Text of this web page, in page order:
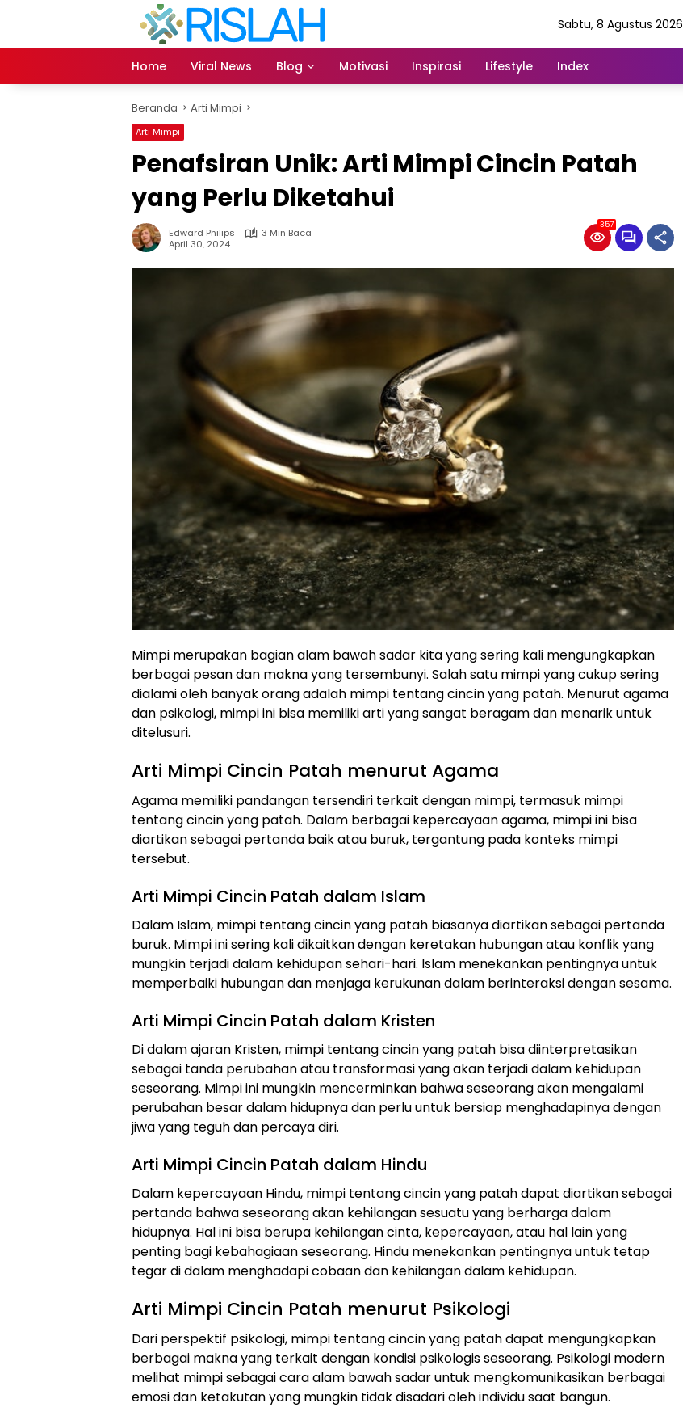
Sabtu, 8 Agustus 2026
Home Viral News Blog Motivasi Inspirasi Lifestyle Index
Beranda Arti Mimpi
Arti Mimpi
Penafsiran Unik: Arti Mimpi Cincin Patah
yang Perlu Diketahui
Edward Philips
3 Min Baca
April 30, 2024
357
Mimpi merupakan bagian alam bawah sadar kita yang sering kali mengungkapkan
berbagai pesan dan makna yang tersembunyi. Salah satu mimpi yang cukup sering
dialami oleh banyak orang adalah mimpi tentang cincin yang patah. Menurut agama
dan psikologi, mimpi ini bisa memiliki arti yang sangat beragam dan menarik untuk
ditelusuri.
Arti Mimpi Cincin Patah menurut Agama
Agama memiliki pandangan tersendiri terkait dengan mimpi, termasuk mimpi
tentang cincin yang patah. Dalam berbagai kepercayaan agama, mimpi ini bisa
diartikan sebagai pertanda baik atau buruk, tergantung pada konteks mimpi
tersebut.
Arti Mimpi Cincin Patah dalam Islam
Dalam Islam, mimpi tentang cincin yang patah biasanya diartikan sebagai pertanda
buruk. Mimpi ini sering kali dikaitkan dengan keretakan hubungan atau konflik yang
mungkin terjadi dalam kehidupan sehari-hari. Islam menekankan pentingnya untuk
memperbaiki hubungan dan menjaga kerukunan dalam berinteraksi dengan sesama.
Arti Mimpi Cincin Patah dalam Kristen
Di dalam ajaran Kristen, mimpi tentang cincin yang patah bisa diinterpretasikan
sebagai tanda perubahan atau transformasi yang akan terjadi dalam kehidupan
seseorang. Mimpi ini mungkin mencerminkan bahwa seseorang akan mengalami
perubahan besar dalam hidupnya dan perlu untuk bersiap menghadapinya dengan
jiwa yang teguh dan percaya diri.
Arti Mimpi Cincin Patah dalam Hindu
Dalam kepercayaan Hindu, mimpi tentang cincin yang patah dapat diartikan sebagai
pertanda bahwa seseorang akan kehilangan sesuatu yang berharga dalam
hidupnya. Hal ini bisa berupa kehilangan cinta, kepercayaan, atau hal lain yang
penting bagi kebahagiaan seseorang. Hindu menekankan pentingnya untuk tetap
tegar di dalam menghadapi cobaan dan kehilangan dalam kehidupan.
Arti Mimpi Cincin Patah menurut Psikologi
Dari perspektif psikologi, mimpi tentang cincin yang patah dapat mengungkapkan
berbagai makna yang terkait dengan kondisi psikologis seseorang. Psikologi modern
melihat mimpi sebagai cara alam bawah sadar untuk mengkomunikasikan berbagai
emosi dan ketakutan yang mungkin tidak disadari oleh individu saat bangun.